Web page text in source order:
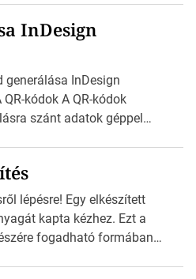
viszonyítva. Az amerikai és
az ISO 216 nem
táblázata C0-tól […]
InDesign
generálása InDesign
kódok A QR-kódok
szánt adatok géppel
QR-kód-leolvasó
dekódolni képes az URL-
böngészőjét a cég
után a felhasználó
lépésre! Egy elkészített
kapta kézhez. Ezt a
fogadható formában